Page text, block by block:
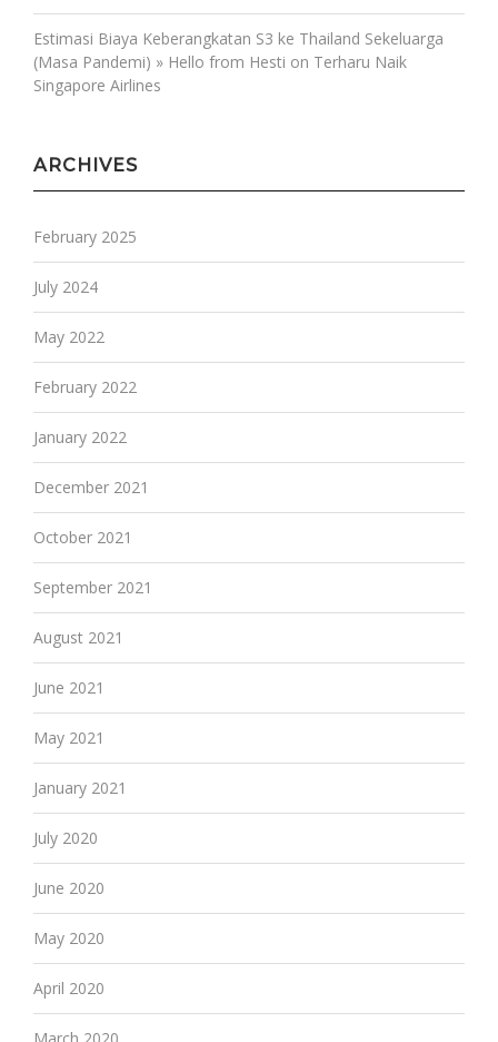
Estimasi Biaya Keberangkatan S3 ke Thailand Sekeluarga
(Masa Pandemi) » Hello from Hesti on Terharu Naik
Singapore Airlines
ARCHIVES
February 2025
July 2024
May 2022
February 2022
January 2022
December 2021
October 2021
September 2021
August 2021
June 2021
May 2021
January 2021
July 2020
June 2020
May 2020
April 2020